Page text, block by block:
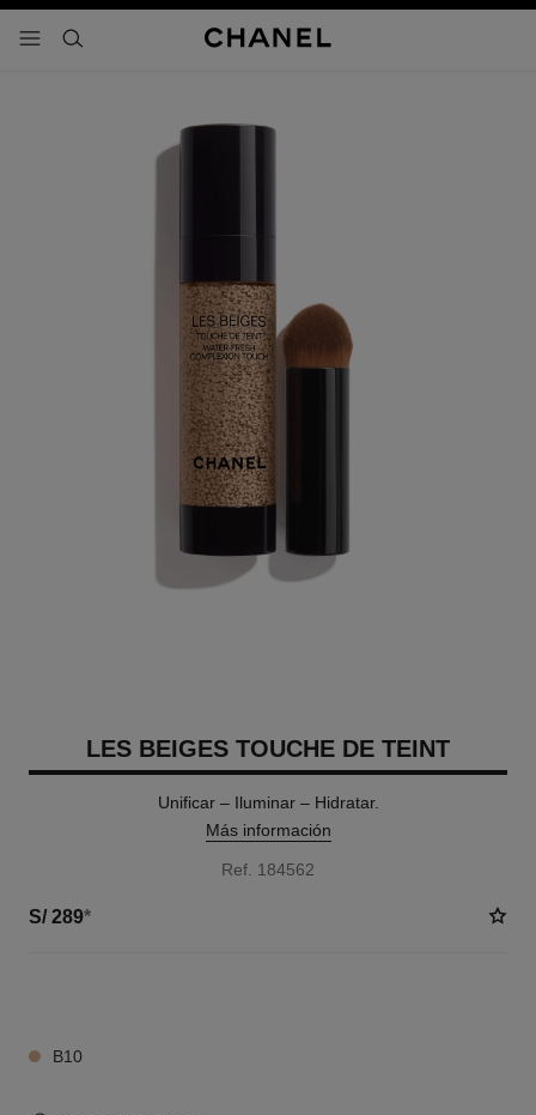
- navegación principal
buscar
LES BEIGES TOUCHE DE TEINT
Unificar – Iluminar – Hidratar.
Más información
Ref. 184562
S/ 289*
B10